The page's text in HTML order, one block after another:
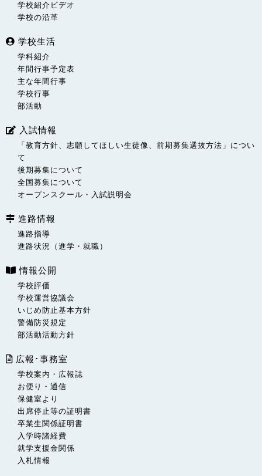
学校紹介ビデオ
学校の沿革
学校生活
学科紹介
年間行事予定表
主な年間行事
学校行事
部活動
入試情報
「教育方針、志願してほしい生徒像、前期募集選抜方法」につい
て
後期募集について
全国募集について
オープンスクール・入試説明会
進路情報
進路指導
進路状況（進学・就職）
情報公開
学校評価
学校運営協議会
いじめ防止基本方針
警備防災規定
部活動活動方針
広報･事務室
学校案内・広報誌
お便り・通信
保健室より
出席停止等の証明書
卒業生関係証明書
入学時諸経費
就学支援金関係
入札情報